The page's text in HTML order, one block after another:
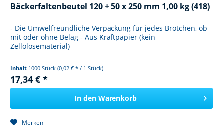
Bäckerfaltenbeutel 120 + 50 x 250 mm 1,00 kg (418)
- Die Umwelfreundliche Verpackung für jedes Brötchen, ob
mit oder ohne Belag - Aus Kraftpapier (kein
Zellolosematerial)
Inhalt 1000 Stück(0,02 € * / 1 Stück)
17,34 € *
In den Warenkorb
Merken